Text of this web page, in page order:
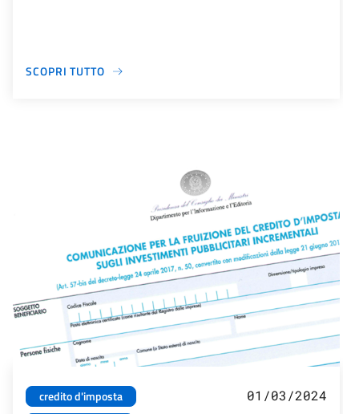
SCOPRI TUTTO
credito d'imposta
01/03/2024